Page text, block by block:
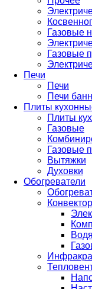
Газовые
Газовые
Печи
Печи
Печи
Плиты
Плиты
Газовые
Газовые
Вытяжки
Духовки
Обогреватели